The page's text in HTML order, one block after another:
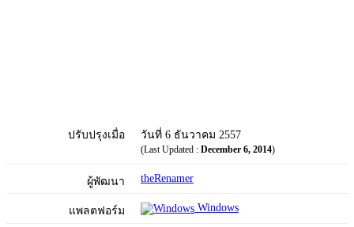
ปรับปรุงเมื่อ วันที่ 6 ธันวาคม 2557
(Last Updated : December 6, 2014)
ผู้พัฒนา theRenamer
แพลตฟอร์ม Windows